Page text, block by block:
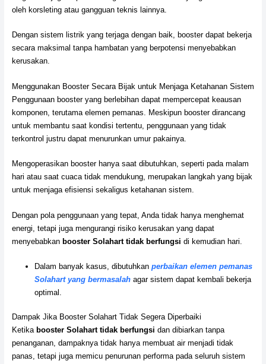
oleh korsleting atau gangguan teknis lainnya.
Dengan sistem listrik yang terjaga dengan baik, booster dapat bekerja
secara maksimal tanpa hambatan yang berpotensi menyebabkan
kerusakan.
Menggunakan Booster Secara Bijak untuk Menjaga Ketahanan Sistem
Penggunaan booster yang berlebihan dapat mempercepat keausan
komponen, terutama elemen pemanas. Meskipun booster dirancang
untuk membantu saat kondisi tertentu, penggunaan yang tidak
terkontrol justru dapat menurunkan umur pakainya.
Mengoperasikan booster hanya saat dibutuhkan, seperti pada malam
hari atau saat cuaca tidak mendukung, merupakan langkah yang bijak
untuk menjaga efisiensi sekaligus ketahanan sistem.
Dengan pola penggunaan yang tepat, Anda tidak hanya menghemat
energi, tetapi juga mengurangi risiko kerusakan yang dapat
menyebabkan booster Solahart tidak berfungsi di kemudian hari.
Dalam banyak kasus, dibutuhkan perbaikan elemen pemanas
Solahart yang bermasalahagar sistem dapat kembali bekerja
optimal.
Dampak Jika Booster Solahart Tidak Segera Diperbaiki
Ketika booster Solahart tidak berfungsi dan dibiarkan tanpa
penanganan, dampaknya tidak hanya membuat air menjadi tidak
panas, tetapi juga memicu penurunan performa pada seluruh sistem